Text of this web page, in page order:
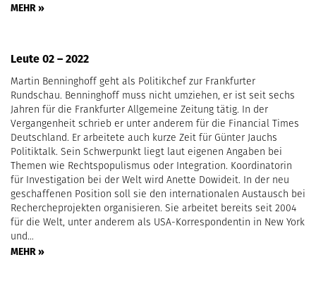
MEHR »
Leute 02 – 2022
Martin Benninghoff geht als Politikchef zur Frankfurter
Rundschau. Benninghoff muss nicht umziehen, er ist seit sechs
Jahren für die Frankfurter Allgemeine Zeitung tätig. In der
Vergangenheit schrieb er unter anderem für die Financial Times
Deutschland. Er arbeitete auch kurze Zeit für Günter Jauchs
Politiktalk. Sein Schwerpunkt liegt laut eigenen Angaben bei
Themen wie Rechtspopulismus oder Integration. Koordinatorin
für Investigation bei der Welt wird Anette Dowideit. In der neu
geschaffenen Position soll sie den internationalen Austausch bei
Rechercheprojekten organisieren. Sie arbeitet bereits seit 2004
für die Welt, unter anderem als USA-Korrespondentin in New York
und…
MEHR »